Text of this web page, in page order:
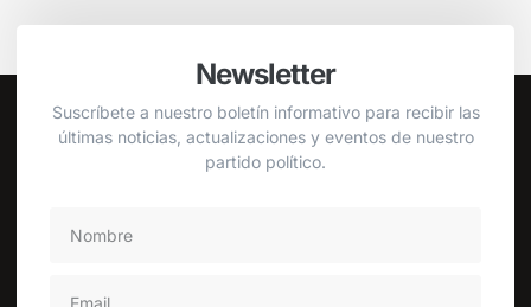
Newsletter
Suscríbete a nuestro boletín informativo para recibir las
últimas noticias, actualizaciones y eventos de nuestro
partido político.